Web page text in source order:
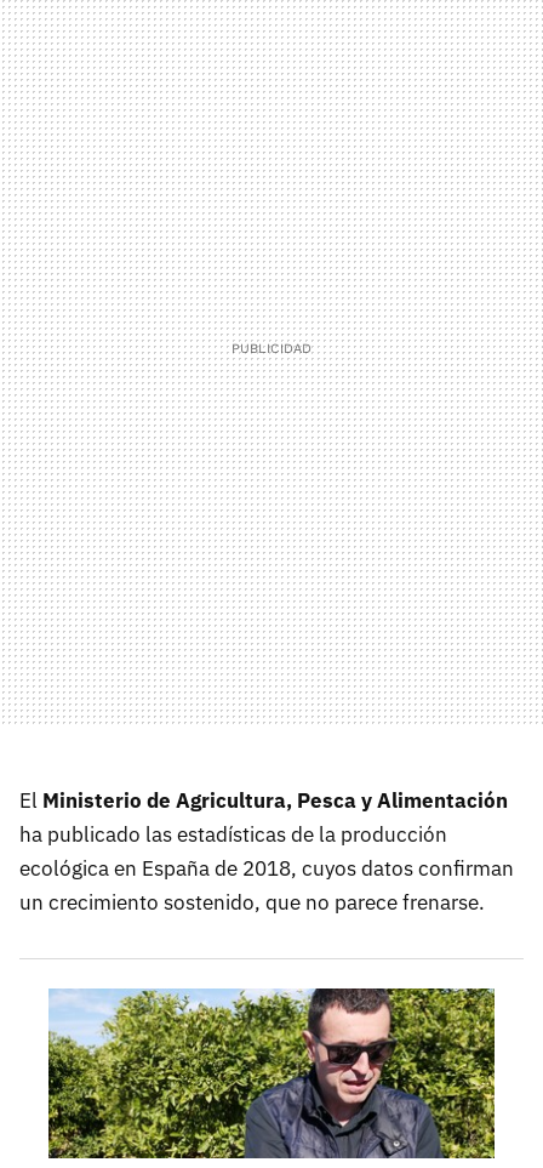
El Ministerio de Agricultura, Pesca y Alimentación
ha publicado las estadísticas de la producción
ecológica en España de 2018, cuyos datos confirman
un crecimiento sostenido, que no parece frenarse.